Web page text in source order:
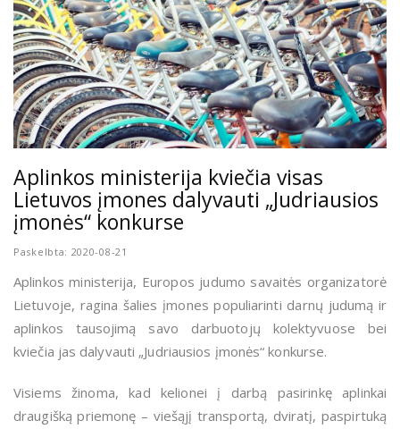
Aplinkos ministerija kviečia visas
Lietuvos įmones dalyvauti „Judriausios
įmonės“ konkurse
Paskelbta: 2020-08-21
Aplinkos ministerija, Europos judumo savaitės organizatorė
Lietuvoje, ragina šalies įmones populiarinti darnų judumą ir
aplinkos tausojimą savo darbuotojų kolektyvuose bei
kviečia jas dalyvauti „Judriausios įmonės“ konkurse.
Visiems žinoma, kad kelionei į darbą pasirinkę aplinkai
draugišką priemonę – viešąjį transportą, dviratį, paspirtuką